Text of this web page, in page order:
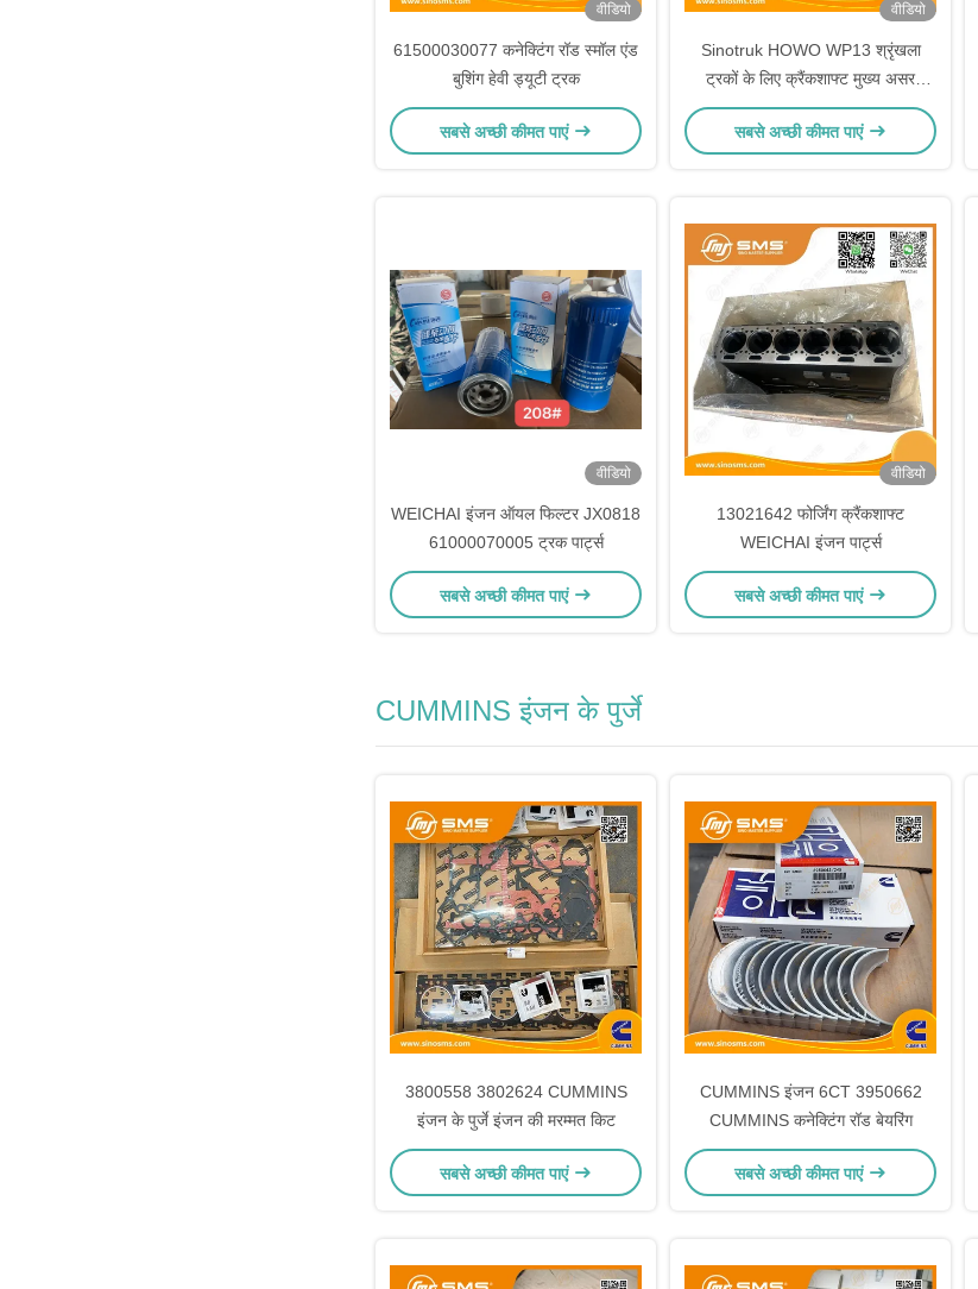
वीडियो
61500030077 कनेक्टिंग रॉड स्मॉल एंड
बुशिंग हेवी ड्यूटी ट्रक
सबसे अच्छी कीमत पाएं
वीडियो
Sinotruk HOWO WP13 श्रृंखला
ट्रकों के लिए क्रैंकशाफ्ट मुख्य असर
612660010032
सबसे अच्छी कीमत पाएं
वीडियो
WEICHAI इंजन ऑयल फिल्टर JX0818
61000070005 ट्रक पार्ट्स
सबसे अच्छी कीमत पाएं
वीडियो
13021642 फोर्जिंग क्रैंकशाफ्ट
WEICHAI इंजन पार्ट्स
सबसे अच्छी कीमत पाएं
CUMMINS इंजन के पुर्जे
3800558 3802624 CUMMINS
इंजन के पुर्जे इंजन की मरम्मत किट
सबसे अच्छी कीमत पाएं
CUMMINS इंजन 6CT 3950662
CUMMINS कनेक्टिंग रॉड बेयरिंग
सबसे अच्छी कीमत पाएं